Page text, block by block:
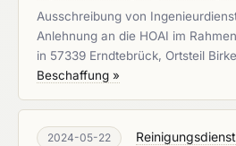
Ausschreibung von
Anlehnung an die HOAI im
in 57339 Erndtebrück, Ortsteil
Beschaffung »
2024-05-22